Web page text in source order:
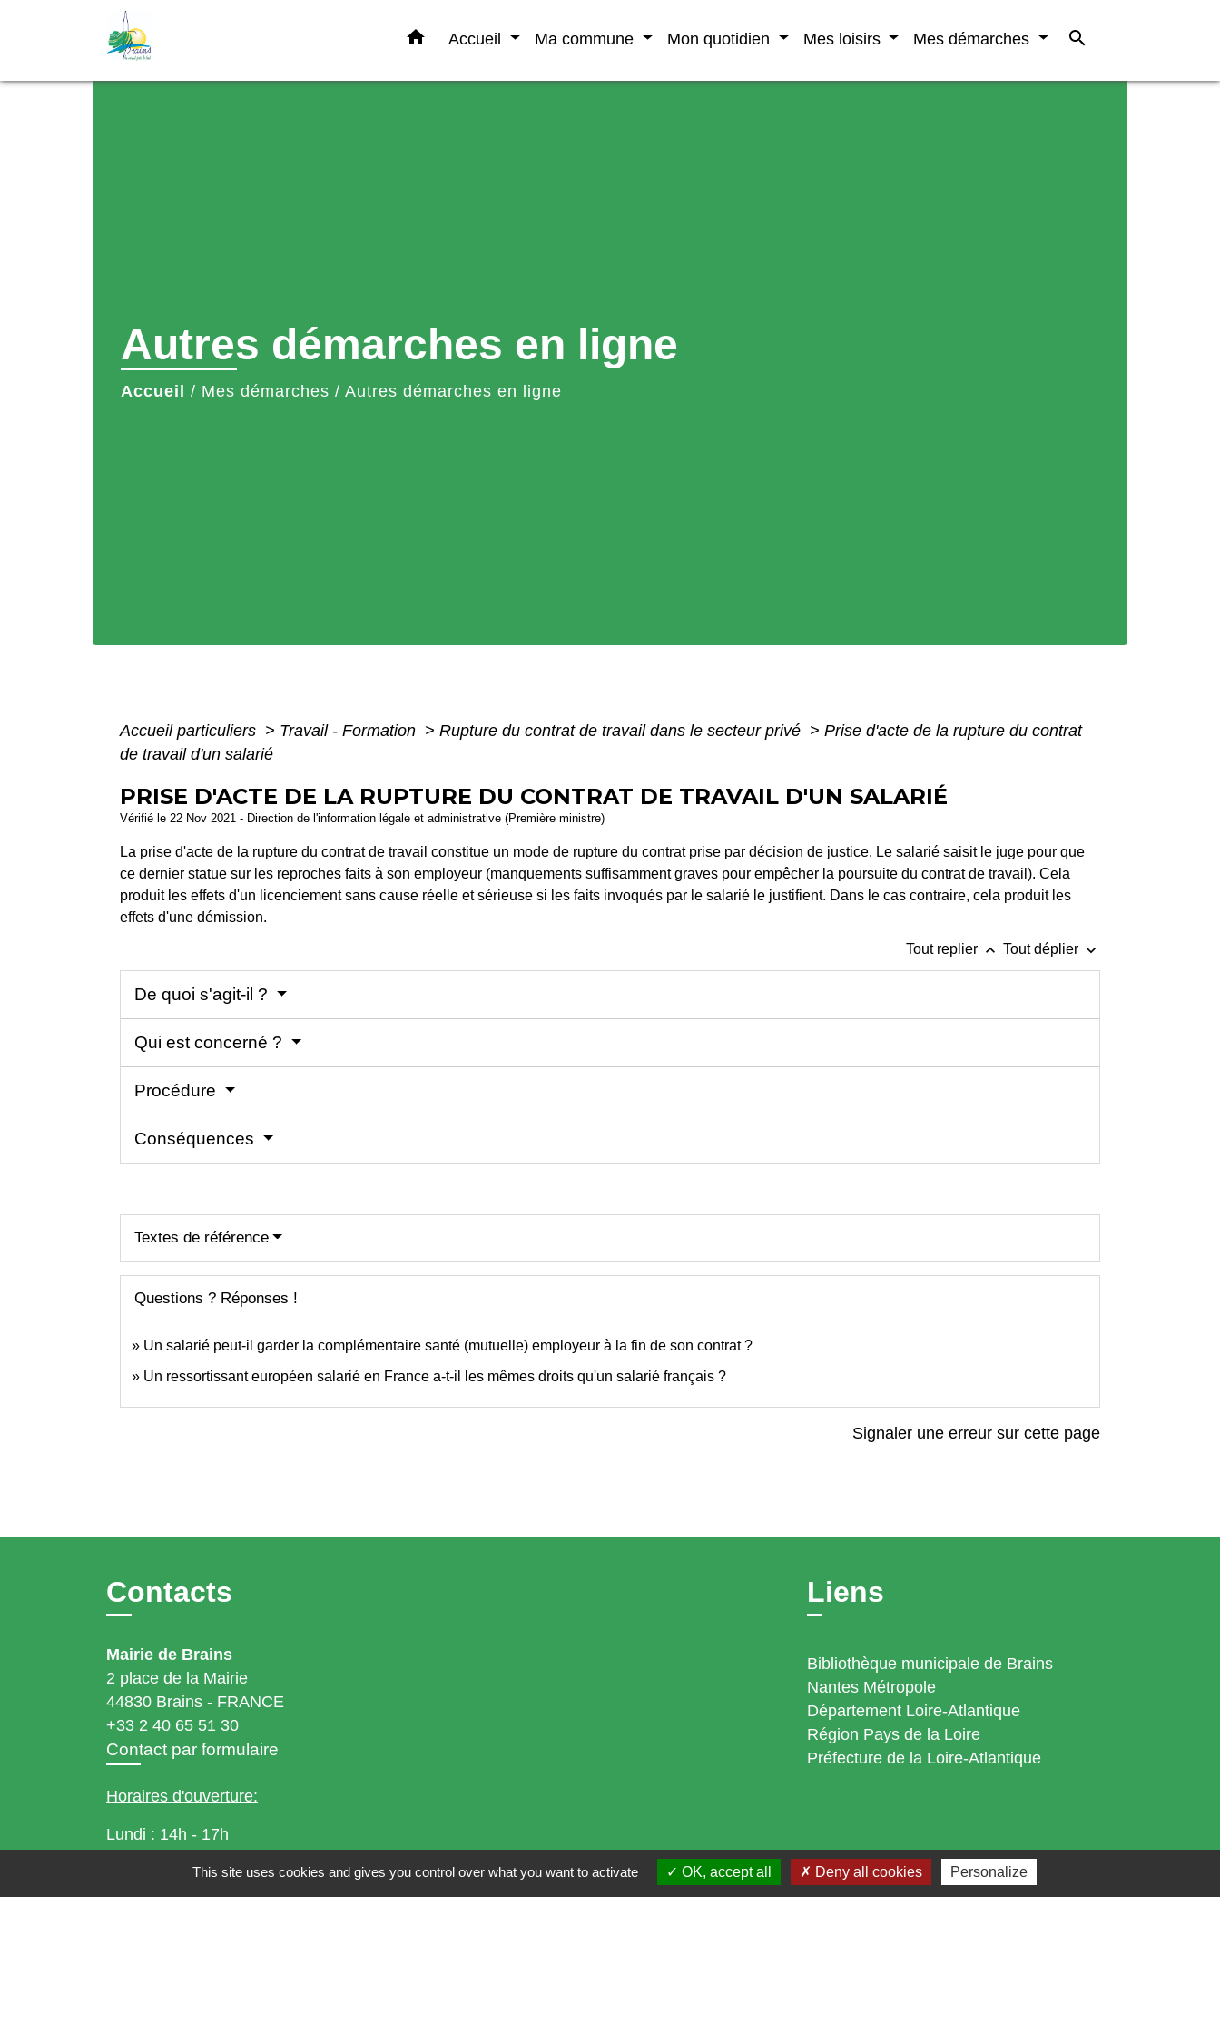
home Accueil Ma commune Mon quotidien Mes loisirs Mes démarches search
Autres démarches en ligne
Accueil / Mes démarches / Autres démarches en ligne
Accueil particuliers > Travail - Formation > Rupture du contrat de travail dans le secteur privé > Prise d'acte de la rupture du contrat
de travail d'un salarié
PRISE D'ACTE DE LA RUPTURE DU CONTRAT DE TRAVAIL D'UN SALARIÉ
Vérifié le 22 Nov 2021 - Direction de l'information légale et administrative (Première ministre)
La prise d'acte de la rupture du contrat de travail constitue un mode de rupture du contrat prise par décision de justice. Le salarié saisit le juge pour que
ce dernier statue sur les reproches faits à son employeur (manquements suffisamment graves pour empêcher la poursuite du contrat de travail). Cela
produit les effets d'un licenciement sans cause réelle et sérieuse si les faits invoqués par le salarié le justifient. Dans le cas contraire, cela produit les
effets d'une démission.
Tout replier keyboard_arrow_up Tout déplier keyboard_arrow_down
De quoi s'agit-il ?
Qui est concerné ?
Procédure
Conséquences
Textes de référence
Questions ? Réponses !
Un salarié peut-il garder la complémentaire santé (mutuelle) employeur à la fin de son contrat ?
Un ressortissant européen salarié en France a-t-il les mêmes droits qu'un salarié français ?
Signaler une erreur sur cette page
Contacts
Mairie de Brains
2 place de la Mairie
44830 Brains - FRANCE
+33 2 40 65 51 30
Contact par formulaire
Horaires d'ouverture:
Lundi : 14h - 17h
Mercredi : 8h30 - 13h
Liens
Bibliothèque municipale de Brains
Nantes Métropole
Département Loire-Atlantique
Région Pays de la Loire
Préfecture de la Loire-Atlantique
This site uses cookies and gives you control over what you want to activate OK, accept all Deny all cookies Personalize